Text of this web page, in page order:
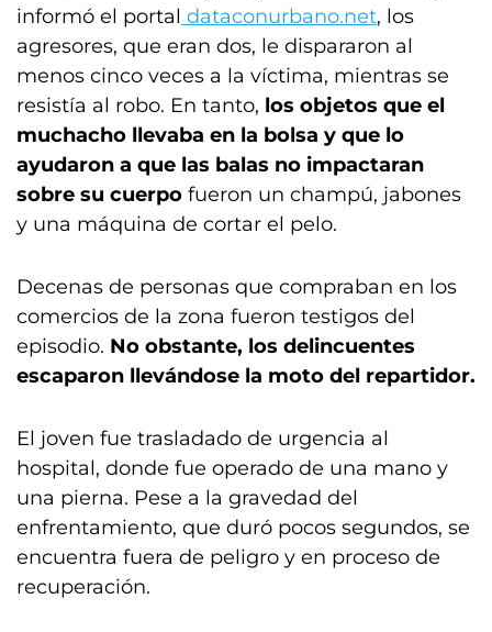
informó el portal dataconurbano.net, los
agresores, que eran dos, le dispararon al
menos cinco veces a la víctima, mientras se
resistía al robo. En tanto, los objetos que el
muchacho llevaba en la bolsa y que lo
ayudaron a que las balas no impactaran
sobre su cuerpo fueron un champú, jabones
y una máquina de cortar el pelo.
Decenas de personas que compraban en los
comercios de la zona fueron testigos del
episodio. No obstante, los delincuentes
escaparon llevándose la moto del repartidor.
El joven fue trasladado de urgencia al
hospital, donde fue operado de una mano y
una pierna. Pese a la gravedad del
enfrentamiento, que duró pocos segundos, se
encuentra fuera de peligro y en proceso de
recuperación.